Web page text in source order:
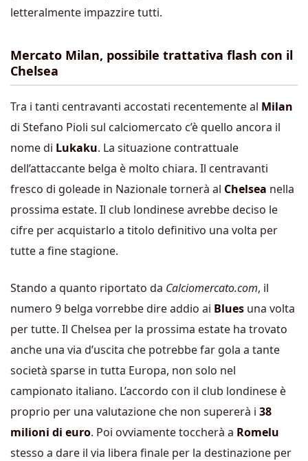
letteralmente impazzire tutti.
Mercato Milan, possibile trattativa flash con il
Chelsea
Tra i tanti centravanti accostati recentemente al Milan
di Stefano Pioli sul calciomercato c’è quello ancora il
nome di Lukaku. La situazione contrattuale
dell’attaccante belga è molto chiara. Il centravanti
fresco di goleade in Nazionale tornerà al Chelsea nella
prossima estate. Il club londinese avrebbe deciso le
cifre per acquistarlo a titolo definitivo una volta per
tutte a fine stagione.
Stando a quanto riportato da Calciomercato.com, il
numero 9 belga vorrebbe dire addio ai Blues una volta
per tutte. Il Chelsea per la prossima estate ha trovato
anche una via d’uscita che potrebbe far gola a tante
società sparse in tutta Europa, non solo nel
campionato italiano. L’accordo con il club londinese è
proprio per una valutazione che non supererà i 38
milioni di euro. Poi ovviamente toccherà a Romelu
stesso a dare il via libera finale per la destinazione per